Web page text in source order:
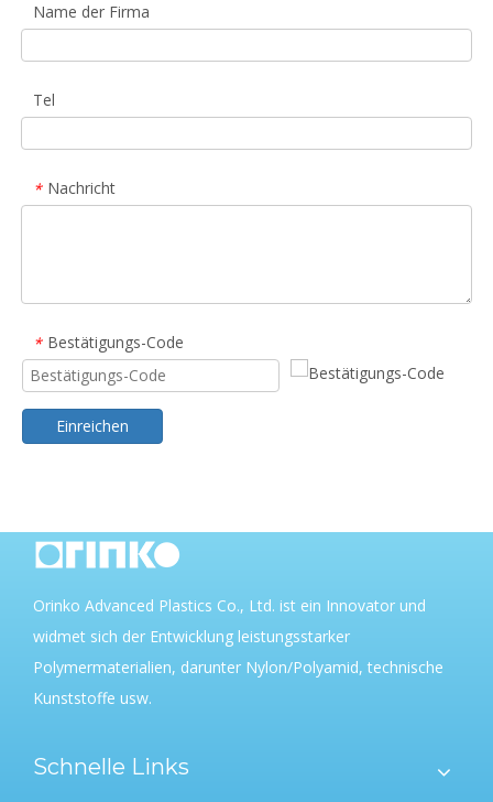
Name der Firma
Tel
* Nachricht
* Bestätigungs-Code
Einreichen
Orinko Advanced Plastics Co., Ltd. ist ein Innovator und
widmet sich der Entwicklung leistungsstarker
Polymermaterialien, darunter Nylon/Polyamid, technische
Kunststoffe usw.
Schnelle Links